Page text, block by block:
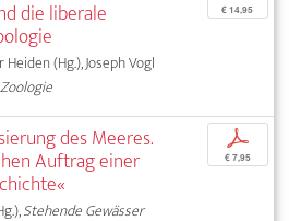
die liberale
(Hg.), Joseph Vogl
€ 14,95
des Meeres.
Auftrag einer
Stehende Gewässer
p
€ 7,95